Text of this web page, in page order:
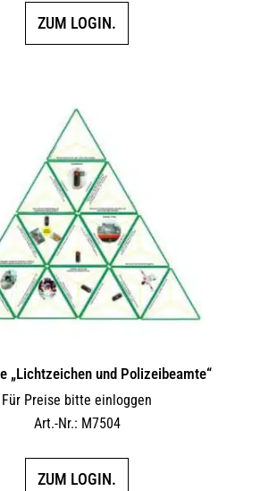
ZUM LOGIN.
„Lichtzeichen und Polizeibeamte“
Für Preise bitte einloggen
Art.-Nr.: M7504
ZUM LOGIN.